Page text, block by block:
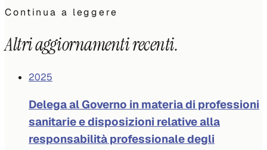
Continua a leggere
Altri aggiornamenti recenti.
2025
Delega al Governo in materia di professioni
sanitarie e disposizioni relative alla
responsabilità professionale degli